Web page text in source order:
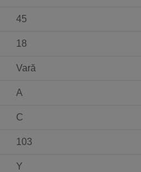
45
18
Vară
A
C
103
Y